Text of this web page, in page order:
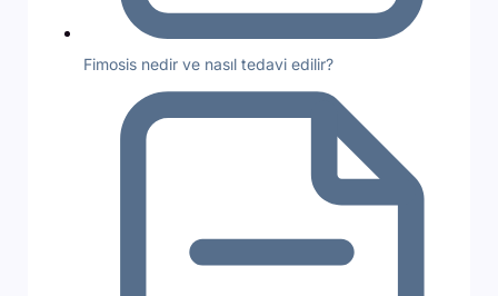
Fimosis nedir ve nasıl tedavi edilir?